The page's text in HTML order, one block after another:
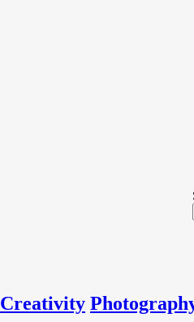
Creativity